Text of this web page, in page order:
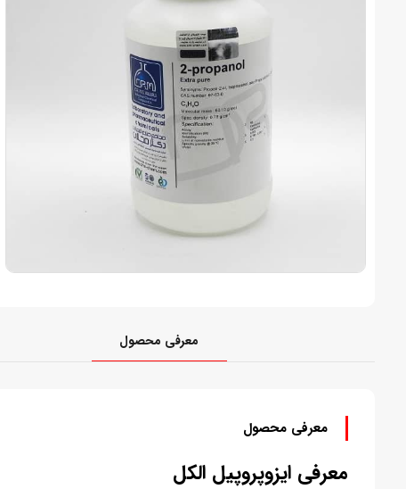
معرفی محصول
معرفی محصول
معرفی ایزوپروپیل الکل